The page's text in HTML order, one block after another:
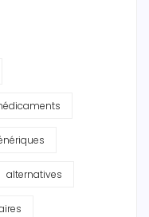
alternatives